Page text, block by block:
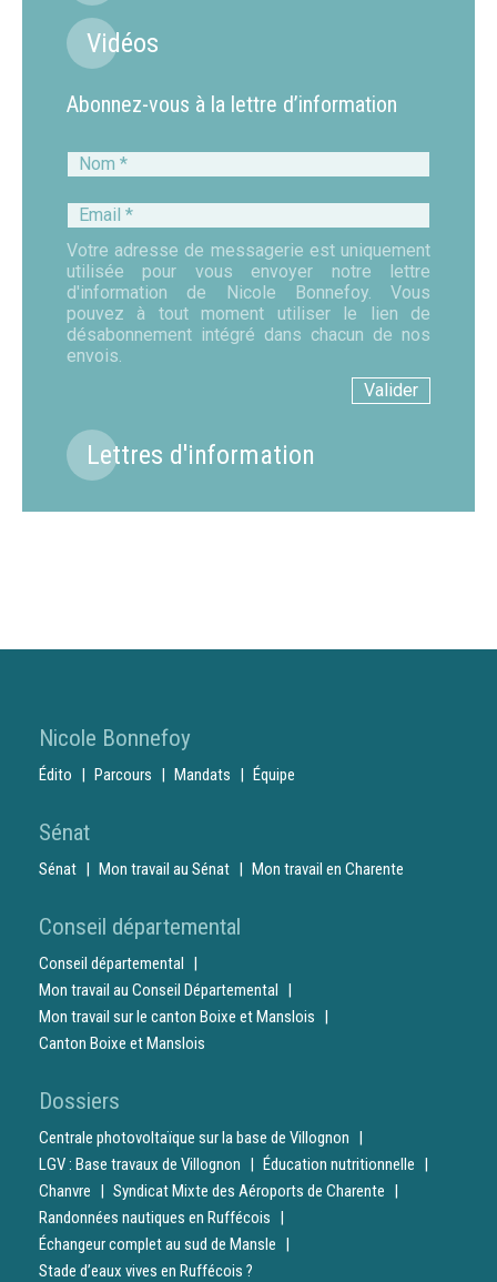
Vidéos
Abonnez-vous à la lettre d’information
Nom
Email
Votre adresse de messagerie est uniquement
utilisée pour vous envoyer notre lettre
d'information de Nicole Bonnefoy. Vous
pouvez à tout moment utiliser le lien de
désabonnement intégré dans chacun de nos
envois.
Lettres d'information
Nicole Bonnefoy
Édito Parcours Mandats Équipe
Sénat
Sénat Mon travail au Sénat Mon travail en Charente
Conseil départemental
Conseil départemental
Mon travail au Conseil Départemental
Mon travail sur le canton Boixe et Manslois
Canton Boixe et Manslois
Dossiers
Centrale photovoltaïque sur la base de Villognon
LGV : Base travaux de Villognon
Éducation nutritionnelle
Chanvre
Syndicat Mixte des Aéroports de Charente
Randonnées nautiques en Ruffécois
Échangeur complet au sud de Mansle
Stade d’eaux vives en Ruffécois ?